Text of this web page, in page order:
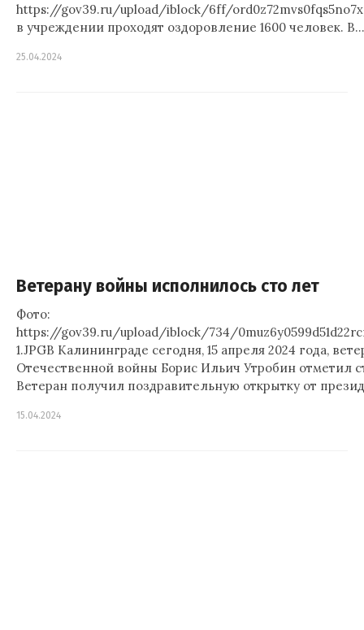
https://gov39.ru/upload/iblock/6ff/
в учреждении проходят оздоровление 1600 человек. В…
25.04.2024
Ветерану войны исполнилось сто лет
Фото:
https://gov39.ru/upload/iblock/734/
1.JPGВ Калининграде сегодня, 15 апреля 2024 года,
Отечественной войны Борис Ильич Утробин отметил
Ветеран получил поздравительную открытку от
15.04.2024